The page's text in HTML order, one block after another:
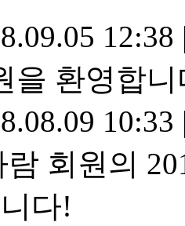
12:38
을 환영합
10:33
회원의
다!